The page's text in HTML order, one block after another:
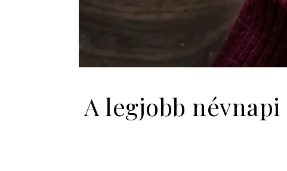
A legjobb